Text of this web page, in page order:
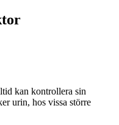
kan kontrollera sin
urin, hos vissa större